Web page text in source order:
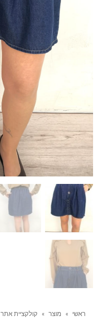
ראשי » מוצר » קולקציית אתר